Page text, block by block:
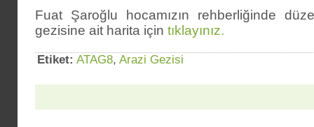
Fuat Şaroğlu hocamızın rehberliğinde
gezisine ait harita için tıklayınız.
Etiket: ATAG8, Arazi Gezisi